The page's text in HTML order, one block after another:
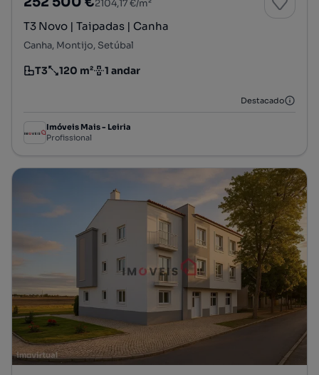
2104,17 €/m²
T3 Novo | Taipadas | Canha
Canha, Montijo, Setúbal
Tipologia
T3
Preço por metro quadrado
120 m²
Andar 1 andar
Destacado
Imóveis Mais - Leiria
Profissional